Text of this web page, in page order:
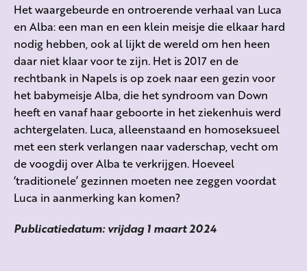
Het waargebeurde en ontroerende verhaal van Luca
en Alba: een man en een klein meisje die elkaar hard
nodig hebben, ook al lijkt de wereld om hen heen
daar niet klaar voor te zijn. Het is 2017 en de
rechtbank in Napels is op zoek naar een gezin voor
het babymeisje Alba, die het syndroom van Down
heeft en vanaf haar geboorte in het ziekenhuis werd
achtergelaten. Luca, alleenstaand en homoseksueel
met een sterk verlangen naar vaderschap, vecht om
de voogdij over Alba te verkrijgen. Hoeveel
‘traditionele’ gezinnen moeten nee zeggen voordat
Luca in aanmerking kan komen?
Publicatiedatum: vrijdag 1 maart 2024